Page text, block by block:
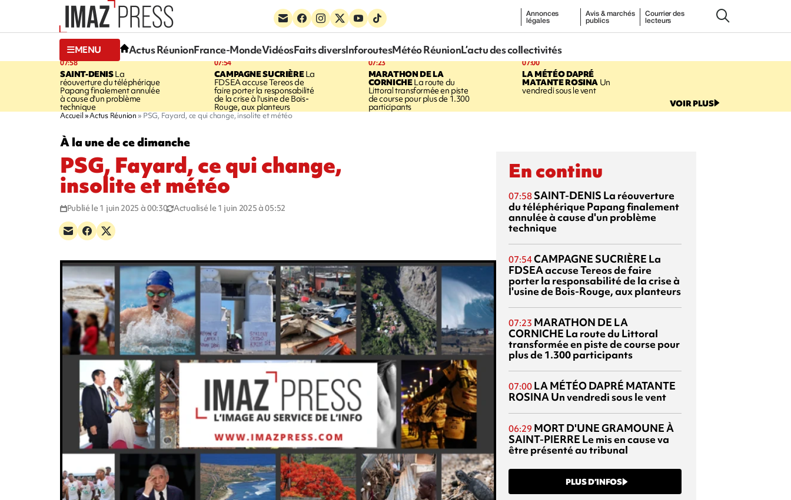
Annonces
légales
Avis & marchés
publics
Courrier des
lecteurs
MENU Actus RéunionFrance-MondeVidéosFaits diversInforoutesMétéo RéunionL’actu des collectivités
07:58
SAINT-DENISLa
réouverture du téléphérique
Papang finalement annulée
à cause d'un problème
technique
07:54
CAMPAGNE SUCRIÈRELa
FDSEA accuse Tereos de
faire porter la responsabilité
de la crise à l'usine de Bois-
Rouge, aux planteurs
07:23
MARATHON DE LA
CORNICHELa route du
Littoral transformée en piste
de course pour plus de 1.300
participants
07:00
LA MÉTÉO DAPRÉ
MATANTE ROSINAUn
vendredi sous le vent
VOIR PLUS
Accueil Actus Réunion PSG, Fayard, ce qui change, insolite et météo
À la une de ce dimanche
PSG, Fayard, ce qui change,
insolite et météo
Publié le 1 juin 2025 à 00:30 Actualisé le 1 juin 2025 à 05:52
En continu
07:58 SAINT-DENIS La réouverture
du téléphérique Papang finalement
annulée à cause d'un problème
technique
07:54CAMPAGNE SUCRIÈRE La
FDSEA accuse Tereos de faire
porter la responsabilité de la crise à
l'usine de Bois-Rouge, aux planteurs
07:23 MARATHON DE LA
CORNICHE La route du Littoral
transformée en piste de course pour
plus de 1.300 participants
07:00 LA MÉTÉO DAPRÉ MATANTE
ROSINAUn vendredi sous le vent
06:29 MORT D'UNE GRAMOUNE À
SAINT-PIERRE Le mis en cause va
être présenté au tribunal
PLUS D’INFOS